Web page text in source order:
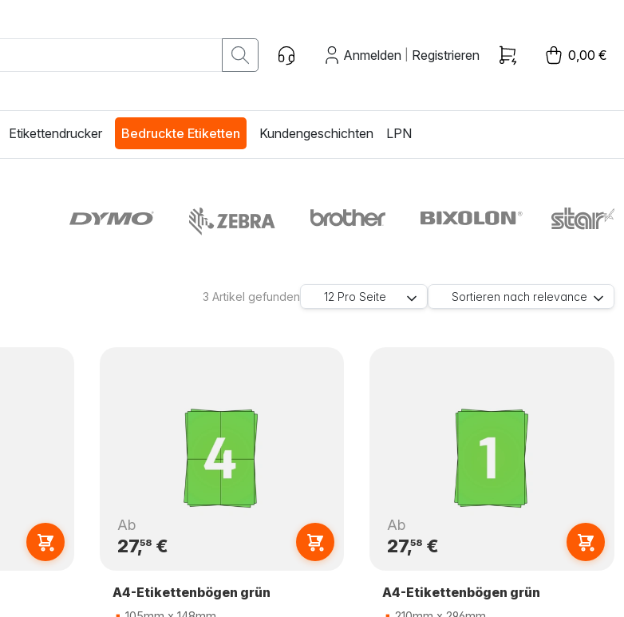
Anmelden Registrieren 0,00 €
Etikettendrucker Bedruckte Etiketten Kundengeschichten LPN
3Artikel gefunden 12 Pro Seite Sortieren nach relevance
Ab
27,58 €
A4-Etikettenbögen grün
Ab
27,58€
A4-Etikettenbögen grün